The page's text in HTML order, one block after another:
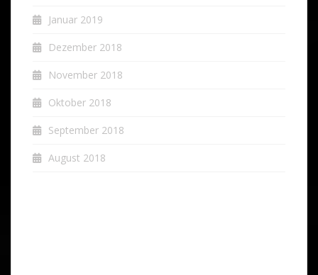
Januar 2019
Dezember 2018
November 2018
Oktober 2018
September 2018
August 2018